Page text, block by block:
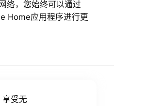
络，您始终可以通过
Home应用程序进行更
享受无